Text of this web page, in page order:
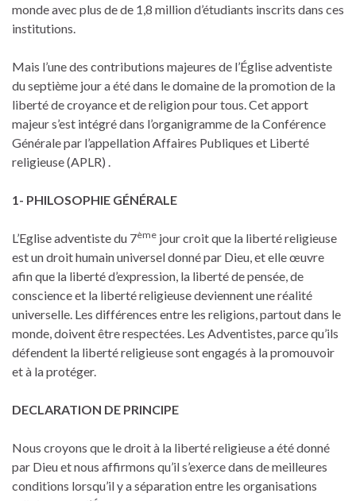
monde avec plus de de 1,8 million d’étudiants inscrits dans ces
institutions.
Mais l’une des contributions majeures de l’Église adventiste
du septième jour a été dans le domaine de la promotion de la
liberté de croyance et de religion pour tous. Cet apport
majeur s’est intégré dans l’organigramme de la Conférence
Générale par l’appellation Affaires Publiques et Liberté
religieuse (APLR) .
1- PHILOSOPHIE GÉNÉRALE
L’Eglise adventiste du 7ème jour croit que la liberté religieuse
est un droit humain universel donné par Dieu, et elle œuvre
afin que la liberté d’expression, la liberté de pensée, de
conscience et la liberté religieuse deviennent une réalité
universelle. Les différences entre les religions, partout dans le
monde, doivent être respectées. Les Adventistes, parce qu’ils
défendent la liberté religieuse sont engagés à la promouvoir
et à la protéger.
DECLARATION DE PRINCIPE
Nous croyons que le droit à la liberté religieuse a été donné
par Dieu et nous affirmons qu’il s’exerce dans de meilleures
conditions lorsqu’il y a séparation entre les organisations